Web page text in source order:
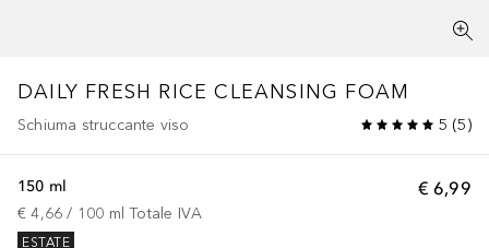
DAILY FRESH RICE CLEANSING FOAM
Schiuma struccante viso 5 (5)
€ 6,99
150 ml
€ 4,66 / 100 ml Totale IVA
ESTATE